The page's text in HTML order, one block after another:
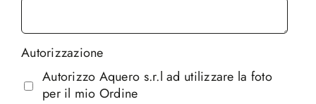
Autorizzazione
Autorizzo Aquero s.r.l ad utilizzare la foto
per il mio Ordine